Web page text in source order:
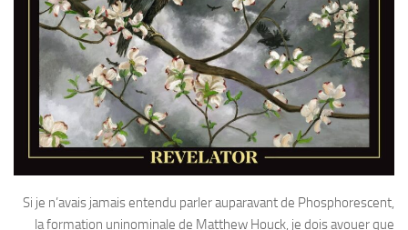
Si je n’avais jamais entendu parler auparavant de Phosphorescent,
la formation uninominale de Matthew Houck, je dois avouer que